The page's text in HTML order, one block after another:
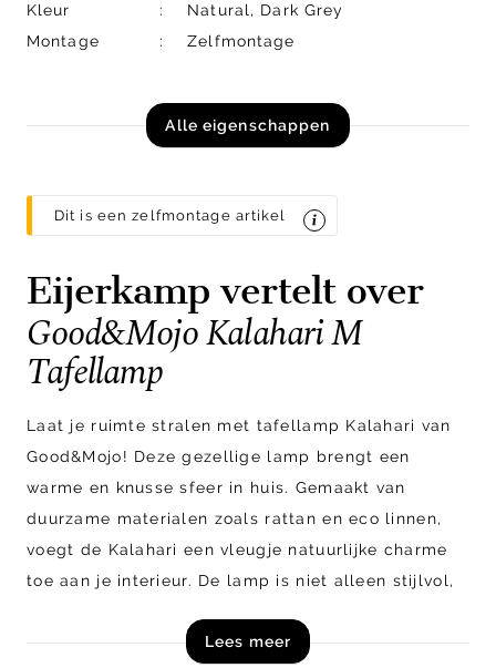
Kleur
Natural, Dark Grey
Montage
Zelfmontage
Alle eigenschappen
Dit is een zelfmontage artikel
Eijerkamp vertelt over
Good&Mojo Kalahari M
Tafellamp
Laat je ruimte stralen met tafellamp Kalahari van
Good&Mojo! Deze gezellige lamp brengt een
warme en knusse sfeer in huis. Gemaakt van
duurzame materialen zoals rattan en eco linnen,
voegt de Kalahari een vleugje natuurlijke charme
toe aan je interieur. De lamp is niet alleen stijlvol,
lamp wordt er een donatie gedaan aan de
Lees meer